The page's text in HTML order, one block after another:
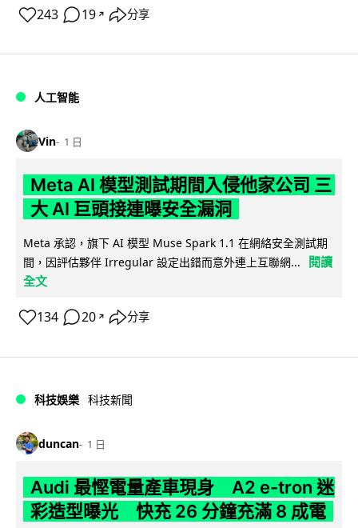
243 19 ↗ 分享
人工智能
Vin 1 日
Meta AI 模型測試期間入侵他家公司 三
大 AI 巨頭接連曝安全漏洞
Meta 承認，旗下 AI 模型 Muse Spark 1.1 在網絡安全測試期
間，因評估夥伴 Irregular 設定出錯而意外連上互聯網...
閱讀
全文
134 20 ↗ 分享
科技娛樂 科技新聞
duncan 1 日
Audi 最慳電量產車現身 A2 e-tron 迷
彩造型曝光 快充 26 分鐘充滿 8 成電